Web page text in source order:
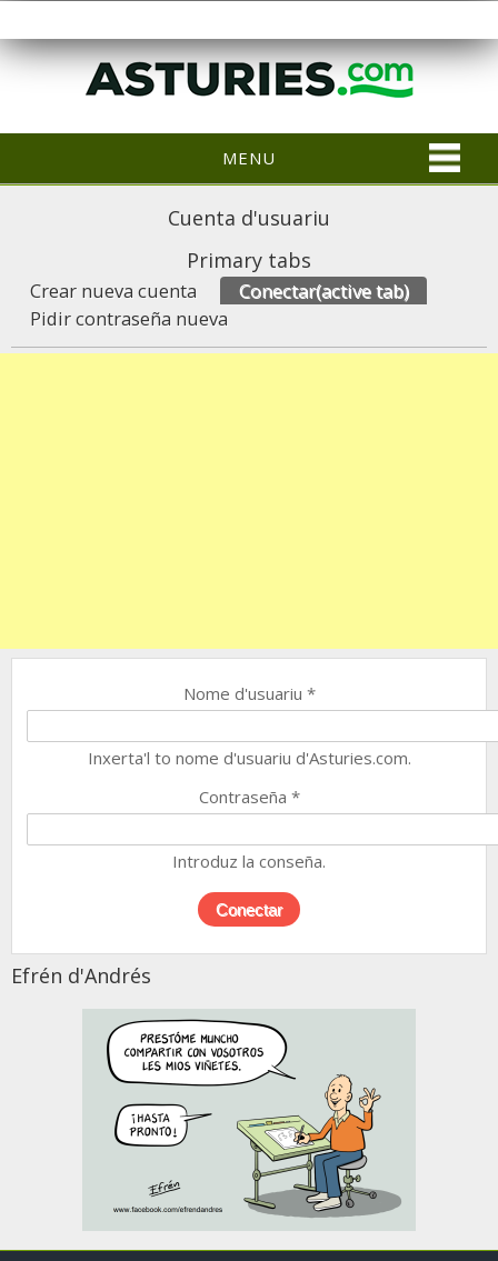
MENU
Cuenta d'usuariu
Primary tabs
Crear nueva cuenta Conectar(active tab)
Pidir contraseña nueva
Nome d'usuariu *
Inxerta'l to nome d'usuariu d'Asturies.com.
Contraseña *
Introduz la conseña.
Efrén d'Andrés